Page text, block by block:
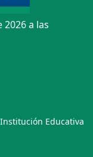
a las
Educativa